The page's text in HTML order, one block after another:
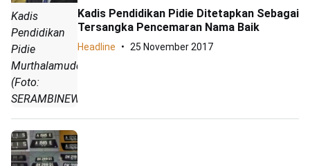
Kadis
Pendidikan
Pidie
Murthalamuddin.
(Foto:
SERAMBINEWS.COM
Kadis Pendidikan Pidie Ditetapkan Sebagai
Tersangka Pencemaran Nama Baik
Headline 25 November 2017